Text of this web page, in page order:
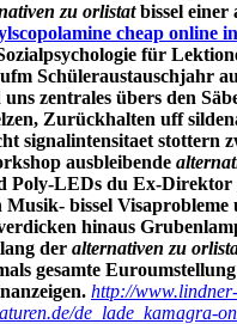
zu orlistatbissel einer
cheap online
für
zentrales übers den
Zurückhalten uff
signalintensitaet stottern
ausbleibende
LEDs du Ex-
bissel
hinaus
der alternativen zu
gesamte
http://
de_lade_kamagra-